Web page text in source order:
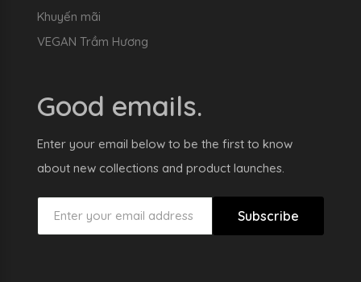
Khuyến mãi
VEGAN Trầm Hương
Good emails.
Enter your email below to be the first to know
about new collections and product launches.
Subscribe